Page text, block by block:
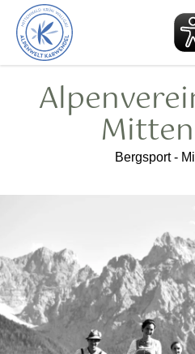
zurück
zur
Startseite
Bergsport -